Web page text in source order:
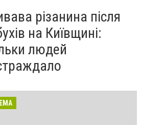
різанина після
на Київщині:
людей